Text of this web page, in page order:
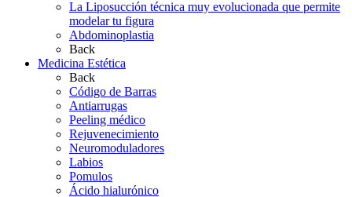
La Liposucción técnica muy evolucionada que permite
modelar tu figura
Abdominoplastia
Back
Medicina Estética
Back
Código de Barras
Antiarrugas
Peeling médico
Rejuvenecimiento
Neuromoduladores
Labios
Pomulos
Ácido hialurónico